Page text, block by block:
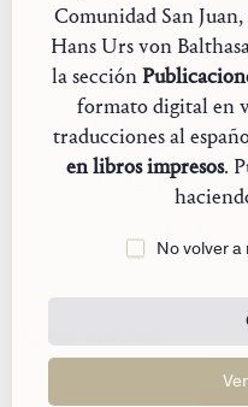
Editorial:
der Kirche
Año de
Comunidad San
Hans Urs von
la sección
formato digital en
traducciones al
en libros impresos.
No volver